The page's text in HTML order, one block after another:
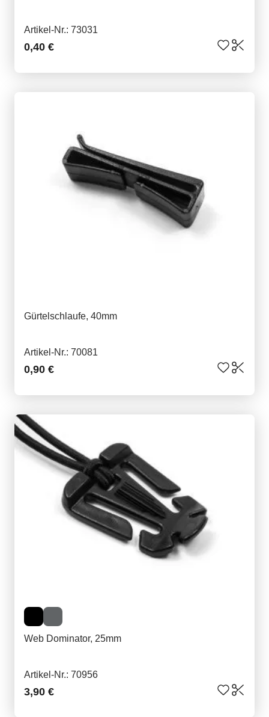
Artikel-Nr.: 73031
0,40 €
Gürtelschlaufe, 40mm
Artikel-Nr.: 70081
0,90 €
Web Dominator, 25mm
Artikel-Nr.: 70956
3,90 €